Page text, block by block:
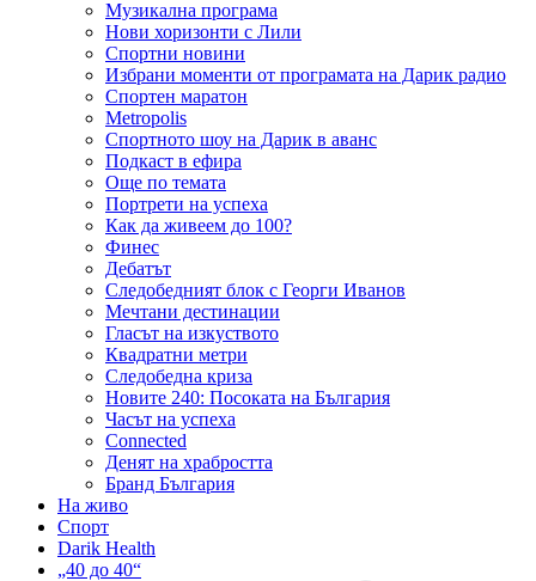
Музикална програма
Нови хоризонти с Лили
Спортни новини
Избрани моменти от програмата на Дарик радио
Спортен маратон
Metropolis
Спортното шоу на Дарик в аванс
Подкаст в ефира
Още по темата
Портрети на успеха
Как да живеем до 100?
Финес
Дебатът
Следобедният блок с Георги Иванов
Мечтани дестинации
Гласът на изкуството
Квадратни метри
Следобедна криза
Новите 240: Посоката на България
Часът на успеха
Connected
Денят на храбростта
Бранд България
На живо
Спорт
Darik Health
„40 до 40“